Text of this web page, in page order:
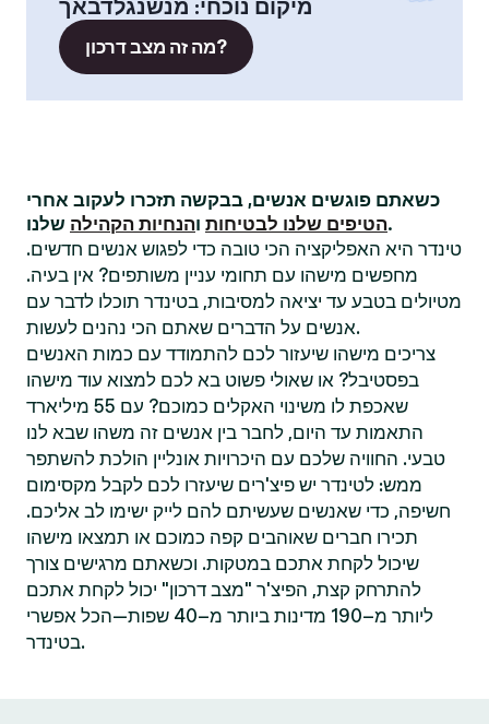
מיקום נוכחי: מנשנגלדבאך
מה זה מצב דרכון?
כשאתם פוגשים אנשים, בבקשה תזכרו לעקוב אחרי
הטיפים שלנו לבטיחות והנחיות הקהילה
שלנו.
טינדר היא האפליקציה הכי טובה כדי לפגוש אנשים חדשים.
מחפשים מישהו עם תחומי עניין משותפים? אין בעיה.
מטיולים בטבע עד יציאה למסיבות, בטינדר תוכלו לדבר עם
אנשים על הדברים שאתם הכי נהנים לעשות.
צריכים מישהו שיעזור לכם להתמודד עם כמות האנשים
בפסטיבל? או שאולי פשוט בא לכם למצוא עוד מישהו
שאכפת לו משינוי האקלים כמוכם? עם 55 מיליארד
התאמות עד היום, לחבר בין אנשים זה משהו שבא לנו
טבעי. החוויה שלכם עם היכרויות אונליין הולכת להשתפר
ממש: לטינדר יש פיצ'רים שיעזרו לכם לקבל מקסימום
חשיפה, כדי שאנשים שעשיתם להם לייק ישימו לב אליכם.
תכירו חברים שאוהבים קפה כמוכם או תמצאו מישהו
שיכול לקחת אתכם במטקות. וכשאתם מרגישים צורך
להתרחק קצת, הפיצ'ר "מצב דרכון" יכול לקחת אתכם
ליותר מ–190 מדינות ביותר מ–40 שפות—הכל אפשרי
בטינדר.